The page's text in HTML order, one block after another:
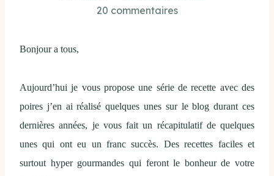
20 commentaires
Bonjour a tous,
Aujourd’hui je vous propose une série de recette avec des
poires j’en ai réalisé quelques unes sur le blog durant ces
dernières années, je vous fait un récapitulatif de quelques
unes qui ont eu un franc succès. Des recettes faciles et
surtout hyper gourmandes qui feront le bonheur de votre